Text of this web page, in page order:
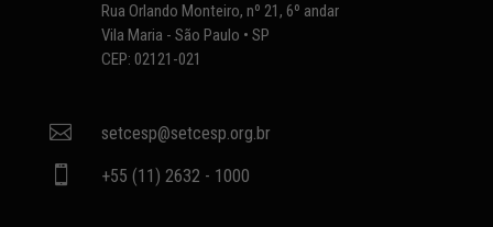
Rua Orlando Monteiro, nº 21, 6º andar
Vila Maria - São Paulo • SP
CEP: 02121-021
 setcesp@setcesp.org.br
 +55 (11) 2632 - 1000